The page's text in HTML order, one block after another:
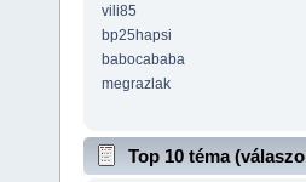
vili85
bp25hapsi
babocababa
megrazlak
Top 10 téma